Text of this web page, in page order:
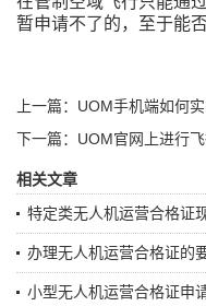
暂申请不了的，至于能
上一篇：UOM手机端如何
下一篇：UOM官网上进行
相关文章
特定类无人机运营合格证
办理无人机运营合格证的
小型无人机运营合格证申